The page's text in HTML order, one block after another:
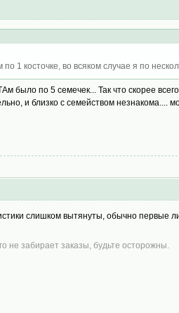
1 косточке, во всяком случае я по
было по 5 семечек... Так что скорее
и близко с семейством незнакома....
слишком вытянуты, обычно первые
не забирает заказы, будьте осторожны.